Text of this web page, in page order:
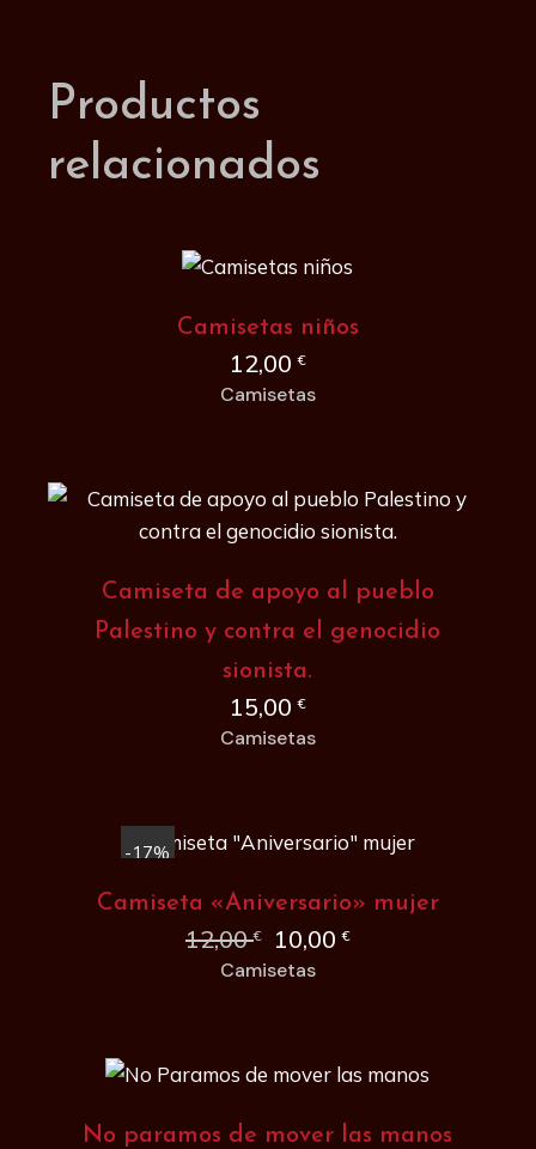
Productos
relacionados
Camisetas niños
12,00€
Camisetas
Camiseta de apoyo al pueblo
Palestino y contra el genocidio
sionista.
15,00€
Camisetas
-17%
Camiseta «Aniversario» mujer
12,00€
El
precio
10,00€
El
precio
Camisetas
No paramos de mover las manos